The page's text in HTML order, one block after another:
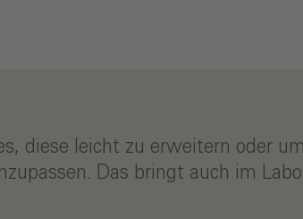
diese leicht zu erweitern oder
Das bringt auch im